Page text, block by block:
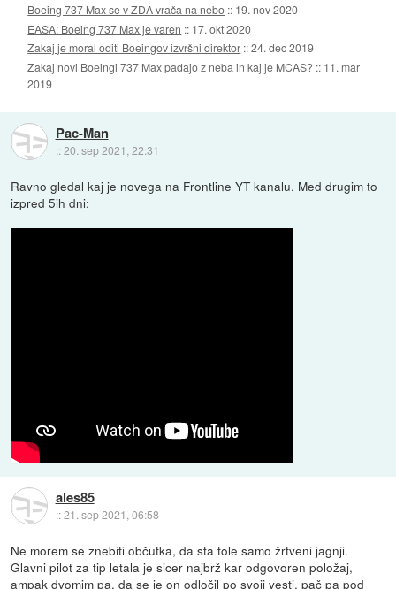
Boeing 737 Max se v ZDA vrača na nebo :: 19. nov 2020
EASA: Boeing 737 Max je varen :: 17. okt 2020
Zakaj je moral oditi Boeingov izvršni direktor ::24. dec 2019
Zakaj novi Boeingi 737 Max padajo z neba in kaj je MCAS? :: 11. mar
2019
Pac-Man
::20. sep 2021, 22:31
Ravno gledal kaj je novega na Frontline YT kanalu. Med drugim to
izpred 5ih dni:
ales85
::21. sep 2021, 06:58
Ne morem se znebiti občutka, da sta tole samo žrtveni jagnji.
Glavni pilot za tip letala je sicer najbrž kar odgovoren položaj,
ampak dvomim pa, da se je on odločil po svoji vesti, pač pa pod